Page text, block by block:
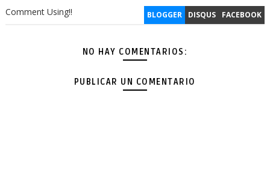
BLOGGER DISQUS FACEBOOK
Comment Using!!
NO HAY COMENTARIOS:
PUBLICAR UN COMENTARIO